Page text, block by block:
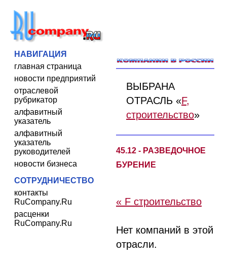
НАВИГАЦИЯ
главная страница
новости предприятий
отраслевой
рубрикатор
алфавитный
указатель
алфавитный
указатель
руководителей
новости бизнеса
СОТРУДНИЧЕСТВО
контакты
RuCompany.Ru
расценки
RuCompany.Ru
ВЫБРАНА
ОТРАСЛЬ «F,
строительство»
45.12 - РАЗВЕДОЧНОЕ
БУРЕНИЕ
« F строительство
Нет компаний в этой
отрасли.